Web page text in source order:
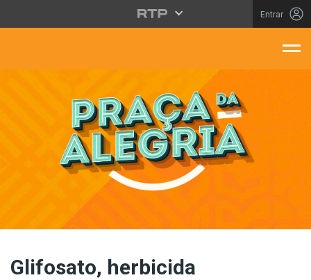
Saltar para o conteúdo principal
Entrar
Glifosato, herbicida